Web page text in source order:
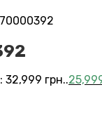
32,999 грн..